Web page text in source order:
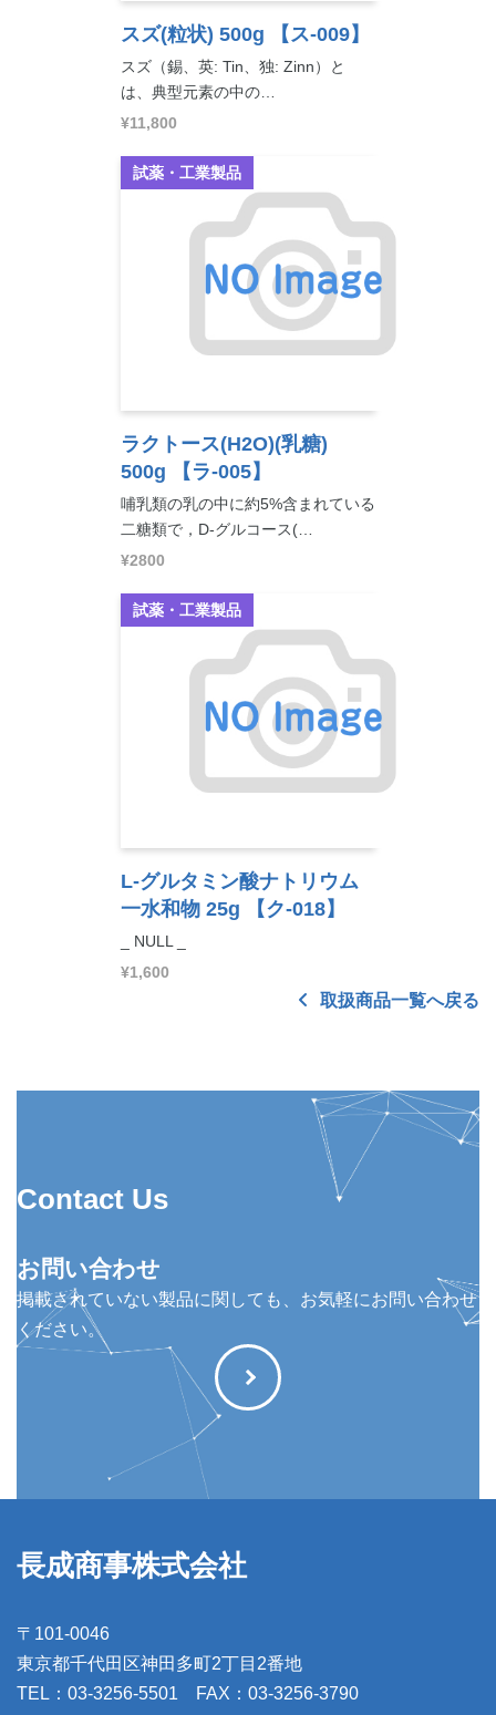
スズ(粒状) 500g 【ス-009】
スズ（錫、英: Tin、独: Zinn）と
は、典型元素の中の…
¥11,800
試薬・工業製品
ラクトース(H2O)(乳糖)
500g 【ラ-005】
哺乳類の乳の中に約5%含まれている
二糖類で，D-グルコース(…
¥2800
試薬・工業製品
L-グルタミン酸ナトリウム
一水和物 25g 【ク-018】
_ NULL _
¥1,600
取扱商品一覧へ戻る
Contact Us
お問い合わせ
掲載されていない製品に関しても、お気軽にお問い合わせ
ください。
長成商事株式会社
〒101-0046
東京都千代田区神田多町2丁目2番地
TEL：03-3256-5501 FAX：03-3256-3790